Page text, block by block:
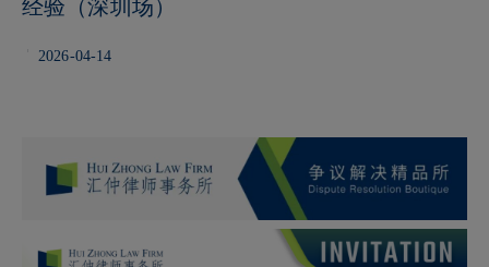
经验（深圳场）
2026-04-14